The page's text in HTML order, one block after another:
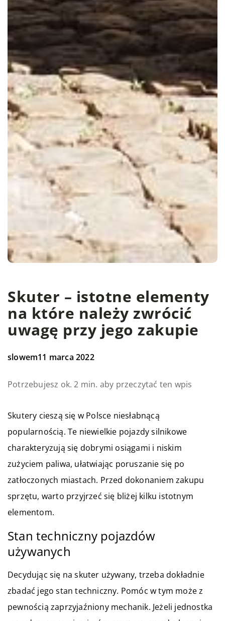
Skuter – istotne elementy
na które należy zwrócić
uwagę przy jego zakupie
slowem11 marca 2022
Potrzebujesz ok. 2 min. aby przeczytać ten wpis
Skutery cieszą się w Polsce niesłabnącą
popularnością. Te niewielkie pojazdy silnikowe
charakteryzują się dobrymi osiągami i niskim
zużyciem paliwa, ułatwiając poruszanie się po
zatłoczonych miastach. Przed dokonaniem zakupu
sprzętu, warto przyjrzeć się bliżej kilku istotnym
elementom.
Stan techniczny pojazdów
używanych
Decydując się na skuter używany, trzeba dokładnie
zbadać jego stan techniczny. Pomóc w tym może z
pewnością zaprzyjaźniony mechanik. Jeżeli jednostka